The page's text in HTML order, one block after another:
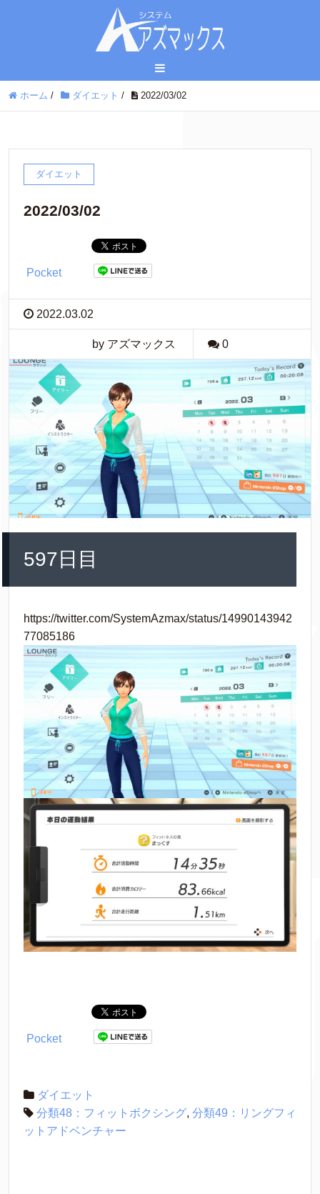
ホーム / ダイエット / 2022/03/02
ダイエット
2022/03/02
Pocket
2022.03.02
by アズマックス 0
597日目
https://twitter.com/SystemAzmax/status/14990143942
77085186
Pocket
ダイエット
分類48：フィットボクシング, 分類49：リングフィ
ットアドベンチャー